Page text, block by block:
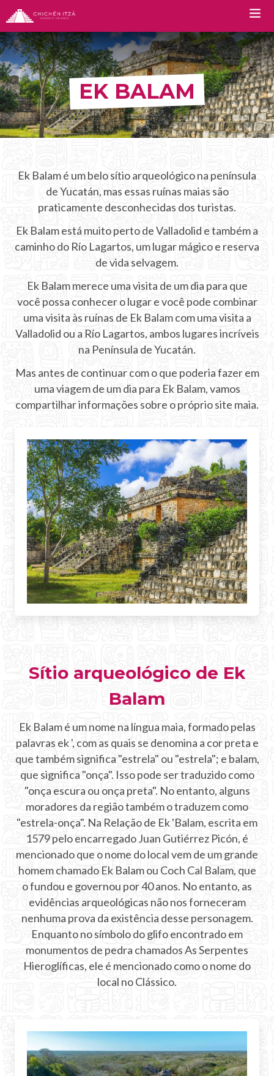
TOURS
Tour Chichen Itza
Chichen Itza Tour Plus
Tour Diamante Chichen Itza
Tour Privado a Chichen Itza
Tour de luxo em Chichen Itza
Chichen Itza Premium
INFORMAÇÃO
Bilhetes
Mapas de Chichen Itza
Ruínas Maias
História de Chichén Itzá
Equinócio
Show Noturno
Calendário Maia
Predições Maias
BLOG
CONTATO
EK BALAM
Ek Balam é um belo sítio arqueológico na península
de Yucatán, mas essas ruínas maias são
praticamente desconhecidas dos turistas.
Ek Balam está muito perto de Valladolid e também a
caminho do Río Lagartos, um lugar mágico e reserva
de vida selvagem.
Ek Balam merece uma visita de um dia para que
você possa conhecer o lugar e você pode combinar
uma visita às ruínas de Ek Balam com uma visita a
Valladolid ou a Río Lagartos, ambos lugares incríveis
na Península de Yucatán.
Mas antes de continuar com o que poderia fazer em
uma viagem de um dia para Ek Balam, vamos
compartilhar informações sobre o próprio site maia.
Sítio arqueológico de Ek
Balam
Ek Balam é um nome na língua maia, formado pelas
palavras ek ', com as quais se denomina a cor preta e
que também significa "estrela" ou "estrela"; e balam,
que significa "onça". Isso pode ser traduzido como
"onça escura ou onça preta". No entanto, alguns
moradores da região também o traduzem como
"estrela-onça". Na Relação de Ek 'Balam, escrita em
1579 pelo encarregado Juan Gutiérrez Picón, é
mencionado que o nome do local vem de um grande
homem chamado Ek Balam ou Coch Cal Balam, que
o fundou e governou por 40 anos. No entanto, as
evidências arqueológicas não nos forneceram
nenhuma prova da existência desse personagem.
Enquanto no símbolo do glifo encontrado em
monumentos de pedra chamados As Serpentes
Hieroglíficas, ele é mencionado como o nome do
local no Clássico.